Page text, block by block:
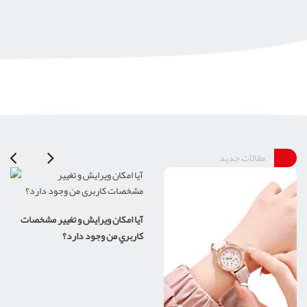
مقالات جدید
آيا امکان ويرايش و تغيير مشخصات
کاربري من وجود دارد؟